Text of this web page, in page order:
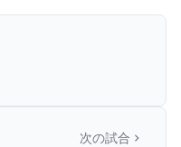
次の試合